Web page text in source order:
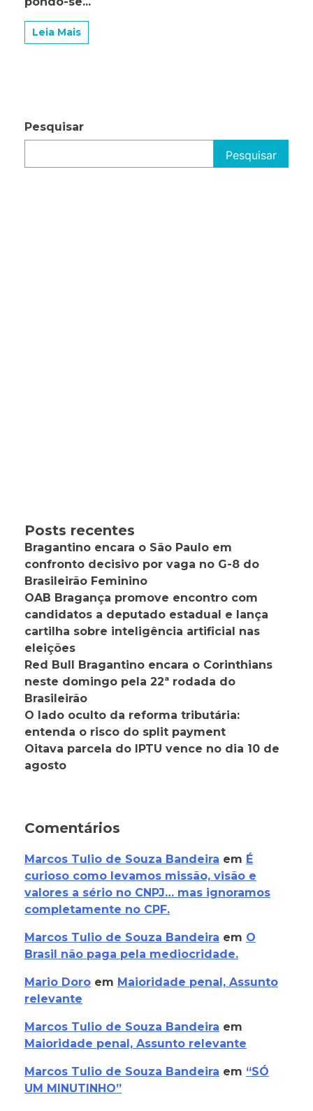
Leia Mais
Pesquisar
Pesquisar
Posts recentes
Bragantino encara o São Paulo em
confronto decisivo por vaga no G-8 do
Brasileirão Feminino
OAB Bragança promove encontro com
candidatos a deputado estadual e lança
cartilha sobre inteligência artificial nas
eleições
Red Bull Bragantino encara o Corinthians
neste domingo pela 22ª rodada do
Brasileirão
O lado oculto da reforma tributária:
entenda o risco do split payment
Oitava parcela do IPTU vence no dia 10 de
agosto
Comentários
Marcos Tulio de Souza Bandeira em É
curioso como levamos missão, visão e
valores a sério no CNPJ… mas ignoramos
completamente no CPF.
Marcos Tulio de Souza Bandeira em O
Brasil não paga pela mediocridade.
Mario Doro em Maioridade penal, Assunto
relevante
Marcos Tulio de Souza Bandeira em
Maioridade penal, Assunto relevante
Marcos Tulio de Souza Bandeira em “SÓ
UM MINUTINHO”